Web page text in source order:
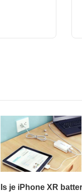
Is je iPhone XR